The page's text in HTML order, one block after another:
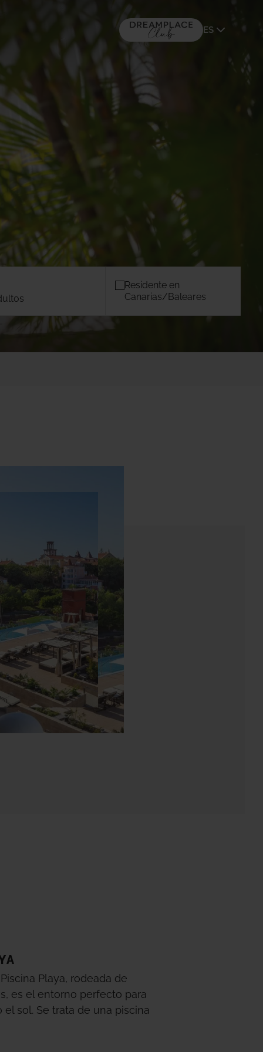
ES
(+16) 5*
MALLORCA
TACANDE PORTALS 4*
Wellness & Relax, Portals Nous,
Mallorca
IR A DREAMPLACE
MALLORCA
Residente en
Canarias/Baleares
Playa, rodeada de
es el entorno perfecto para
sol. Se trata de una piscina
extensión, podrás encontrar el